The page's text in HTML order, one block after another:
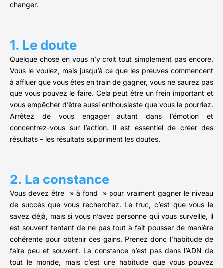
changer.
1. Le doute
Quelque chose en vous n’y croit tout simplement pas encore.
Vous le voulez, mais jusqu’à ce que les preuves commencent
à affluer que vous êtes en train de gagner, vous ne saurez pas
que vous pouvez le faire. Cela peut être un frein important et
vous empêcher d’être aussi enthousiaste que vous le pourriez.
Arrêtez de vous engager autant dans l’émotion et
concentrez-vous sur l’action. Il est essentiel de créer des
résultats – les résultats suppriment les doutes.
2. La constance
Vous devez être » à fond » pour vraiment gagner le niveau
de succès que vous recherchez. Le truc, c’est que vous le
savez déjà, mais si vous n’avez personne qui vous surveille, il
est souvent tentant de ne pas tout à fait pousser de manière
cohérente pour obtenir ces gains. Prenez donc l’habitude de
faire peu et souvent. La constance n’est pas dans l’ADN de
tout le monde, mais c’est une habitude que vous pouvez